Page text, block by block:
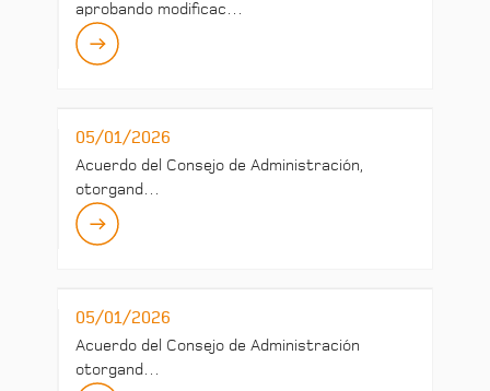
aprobando modificac…
05/01/2026
Acuerdo del Consejo de Administración,
otorgand…
05/01/2026
Acuerdo del Consejo de Administración
otorgand…